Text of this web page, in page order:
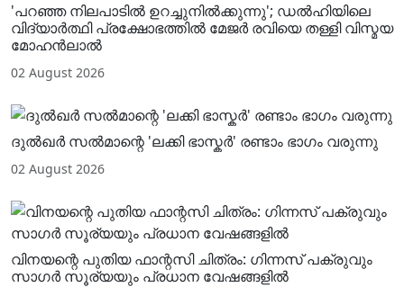
'പറഞ്ഞ നിലപാടിൽ ഉറച്ചുനിൽക്കുന്നു'; ഡൽഹിയിലെ
വിദ്യാർത്ഥി പ്രക്ഷോഭത്തിൽ മേജർ രവിയെ തള്ളി വിസ്മയ
മോഹൻലാൽ
02 August 2026
ദുൽഖർ സൽമാന്റെ 'ലക്കി ഭാസ്കർ' രണ്ടാം ഭാഗം വരുന്നു
02 August 2026
വിനയന്റെ പുതിയ ഫാന്റസി ചിത്രം: ഗിന്നസ് പക്രുവും
സാഗർ സൂര്യയും പ്രധാന വേഷങ്ങളിൽ